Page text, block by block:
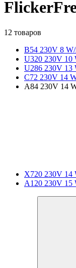
12 товаров
B54 230V 8
U320 230V 10
U286 230V 13
C72 230V 14
A84 230V 14
X720 230V 14
A120 230V 15